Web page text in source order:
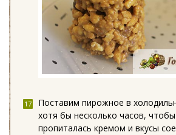
Поставим пирожное в
хотя бы несколько часов,
пропиталась кремом и вкусы